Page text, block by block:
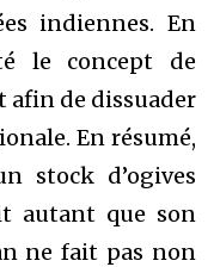
indiennes. En
le concept de
afin de dissuader
En résumé,
stock d’ogives
autant que son
ne fait pas non